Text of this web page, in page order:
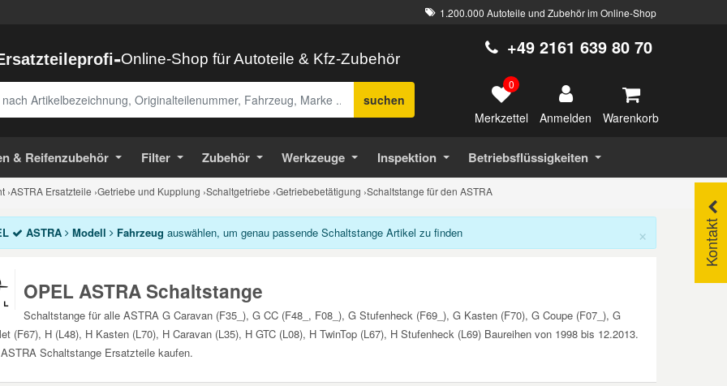
1.200.000 Autoteile und Zubehör im Online-Shop
-Online-Shop für Autoteile & Kfz-Zubehör
suchen
+49 2161 639 80 70
0
Merkzettel Anmelden Warenkorb
& Reifenzubehör Filter Zubehör Werkzeuge Inspektion Betriebsflüssigkeiten
›ASTRA Ersatzteile ›Getriebe und Kupplung ›Schaltgetriebe ›Getriebebetätigung ›Schaltstange für den ASTRA
Kontakt
×
ASTRA Modell Fahrzeug auswählen, um genau passende Schaltstange Artikel zu finden
OPEL ASTRA Schaltstange
Schaltstange für alle ASTRA G Caravan (F35_), G CC (F48_, F08_), G Stufenheck (F69_), G Kasten (F70), G Coupe (F07_), G
(F67), H (L48), H Kasten (L70), H Caravan (L35), H GTC (L08), H TwinTop (L67), H Stufenheck (L69) Baureihen von 1998 bis 12.2013.
Schaltstange Ersatzteile kaufen.